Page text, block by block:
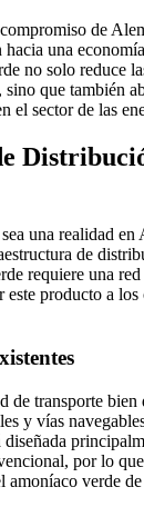
de
una
no solo reduce
sino que también
el sector de las
una realidad en
de
requiere una red
producto a los
de transporte bien
y vías
por lo
amoníaco verde